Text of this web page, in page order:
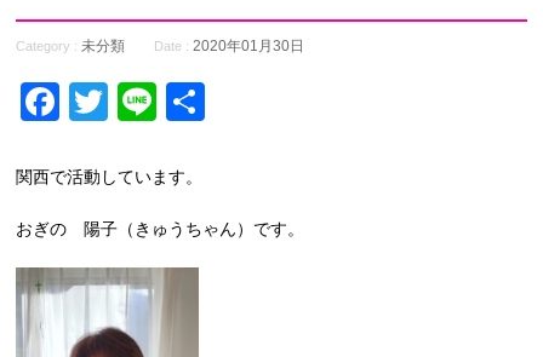
Category :未分類 Date : 2020年01月30日
Facebook
Twitter
Line
関西で活動しています。
おぎの 陽子（きゅうちゃん）です。